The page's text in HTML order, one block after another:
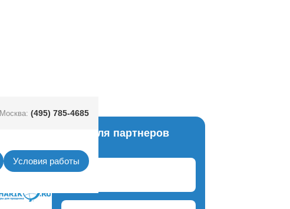
Москва: (495) 785-4685
Условия работы
Вход для партнеров
Логин